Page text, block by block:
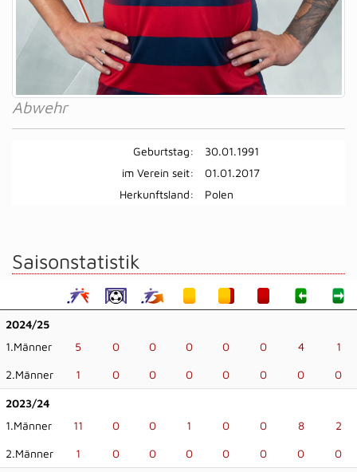
Abwehr
Geburtstag:
30.01.1991
im Verein seit:
01.01.2017
Herkunftsland:
Polen
Saisonstatistik
2024/25
1.Männer
5 0 0 0 0 0 4 1
2.Männer 1 0 0 0 0 0 0 0
2023/24
1.Männer
11 0 0 1 0 0 8 2
2.Männer 1 0 0 0 0 0 0 0